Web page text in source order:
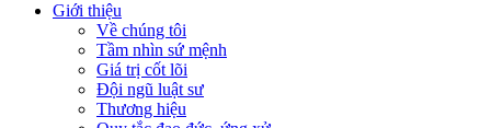
Giới thiệu
Về chúng tôi
Tầm nhìn sứ mệnh
Giá trị cốt lõi
Đội ngũ luật sư
Thương hiệu